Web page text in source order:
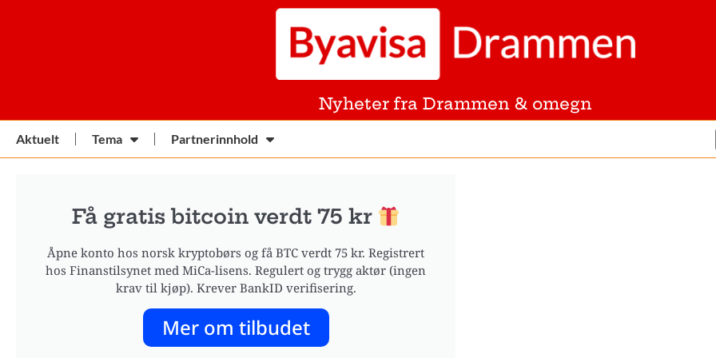
Nyheter fra Drammen & omegn
Aktuelt Tema Partnerinnhold
Få gratis bitcoin verdt 75 kr
Åpne konto hos norsk kryptobørs og få BTC verdt 75 kr. Registrert
hos Finanstilsynet med MiCa-lisens. Regulert og trygg aktør (ingen
krav til kjøp). Krever BankID verifisering.
Mer om tilbudet